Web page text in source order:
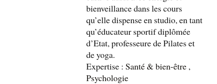
bienveillance dans les cours
qu’elle dispense en studio, en tant
qu’éducateur sportif diplômée
d’Etat, professeure de Pilates et
de yoga.
Expertise : Santé & bien-être ,
Psychologie